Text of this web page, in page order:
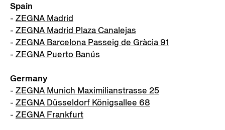
Spain
- ZEGNA Madrid
- ZEGNA Madrid Plaza Canalejas
- ZEGNA Barcelona Passeig de Gràcia 91
- ZEGNA Puerto Banús
Germany
- ZEGNA Munich Maximilianstrasse 25
- ZEGNA Düsseldorf Königsallee 68
- ZEGNA Frankfurt